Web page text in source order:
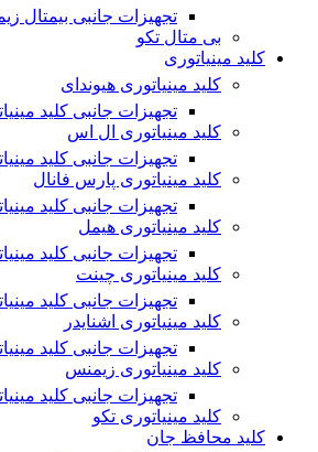
تجهیزات جانبی بیمتال
بی متال تکو
کلید مینیاتوری
کلید مینیاتوری هیوندای
تجهیزات جانبی کلید
کلید مینیاتوری ال اس
تجهیزات جانبی کلید
کلید مینیاتوری پارس فانال
تجهیزات جانبی کلید
کلید مینیاتوری هیمل
تجهیزات جانبی کلید
کلید مینیاتوری چینت
تجهیزات جانبی کلید
کلید مینیاتوری اشنایدر
تجهیزات جانبی کلید
کلید مینیاتوری زیمنس
تجهیزات جانبی کلید
کلید مینیاتوری تکو
کلید محافظ جان